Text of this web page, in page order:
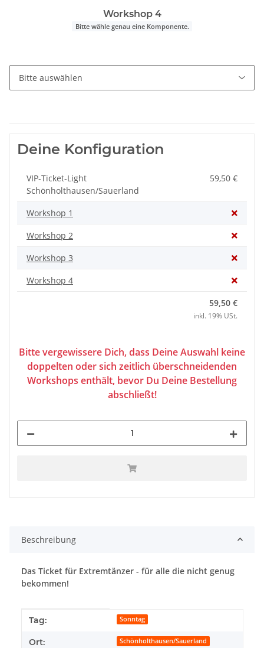
Workshop 4
Bitte wähle genau eine Komponente.
Deine Konfiguration
VIP-Ticket-Light
Schönholthausen/Sauerland
59,50 €
Workshop 1
Workshop 2
Workshop 3
Workshop 4
59,50 €
inkl. 19% USt.
Bitte vergewissere Dich, dass Deine Auswahl keine
doppelten oder sich zeitlich überschneidenden
Workshops enthält, bevor Du Deine Bestellung
abschließt!
Beschreibung
Das Ticket für Extremtänzer - für alle die nicht genug
bekommen!
Produkteigenschaft
Wert
Tag: Sonntag
Ort: Schönholthausen/Sauerland